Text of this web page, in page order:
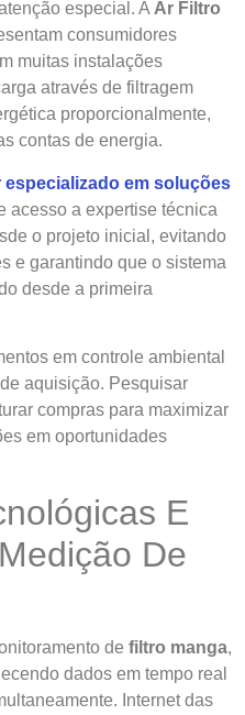
especial. A Ar Filtro
consumidores
muitas instalações
através de filtragem
proporcionalmente,
contas de energia.
em soluções
acesso a expertise técnica
o projeto inicial, evitando
e garantindo que o sistema
desde a primeira
em controle ambiental
aquisição. Pesquisar
compras para maximizar
em oportunidades
E
De
de filtro manga,
dados em tempo real
Internet das